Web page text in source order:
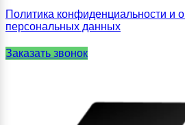
Политика конфиденциальности и
персональных данных
Заказать звонок